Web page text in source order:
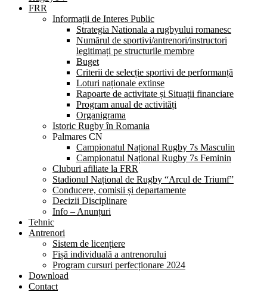
FRR
Informații de Interes Public
Strategia Nationala a rugbyului romanesc
Numărul de sportivi/antrenori/instructori
legitimați pe structurile membre
Buget
Criterii de selecție sportivi de performanță
Loturi naționale extinse
Rapoarte de activitate și Situații financiare
Program anual de activități
Organigrama
Istoric Rugby în Romania
Palmares CN
Campionatul Național Rugby 7s Masculin
Campionatul Național Rugby 7s Feminin
Cluburi afiliate la FRR
Stadionul Național de Rugby “Arcul de Triumf”
Conducere, comisii și departamente
Decizii Disciplinare
Info – Anunțuri
Tehnic
Antrenori
Sistem de licențiere
Fișă individuală a antrenorului
Program cursuri perfecționare 2024
Download
Contact